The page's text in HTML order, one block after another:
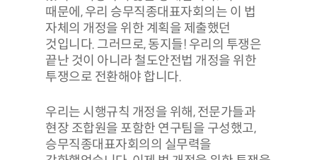
때문에, 우리 승무직종대표자회의는 이 법
자체의 개정을 위한 계획을 제출했던
것입니다. 그러므로, 동지들! 우리의 투쟁은
끝난 것이 아니라 철도안전법 개정을 위한
투쟁으로 전환해야 합니다.
우리는 시행규칙 개정을 위해, 전문가들과
현장 조합원을 포함한 연구팀을 구성했고,
승무직종대표자회의의 실무력을